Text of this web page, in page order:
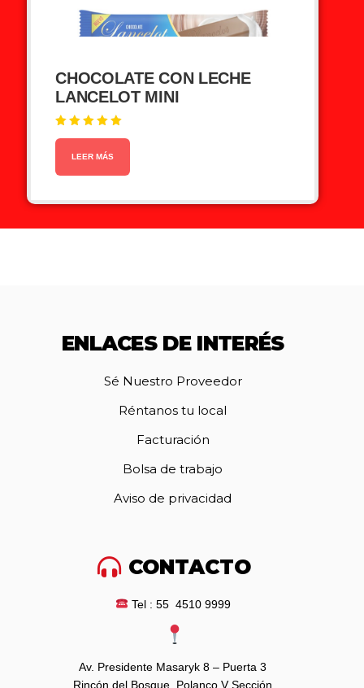
CHOCOLATE CON LECHE
LANCELOT MINI
LEER MÁS
ENLACES DE INTERÉS
Sé Nuestro Proveedor
Réntanos tu local
Facturación
Bolsa de trabajo
Aviso de privacidad
CONTACTO
Tel : 55 4510 9999
Av. Presidente Masaryk 8 – Puerta 3
Rincón del Bosque, Polanco V Sección